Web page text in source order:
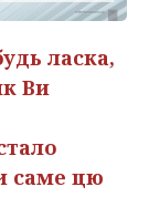
ласка,
Ви
саме цю